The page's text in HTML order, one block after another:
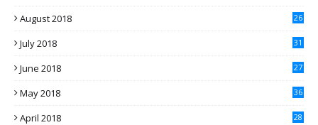
August 2018 26
July 2018 31
June 2018 27
May 2018 36
April 2018 28